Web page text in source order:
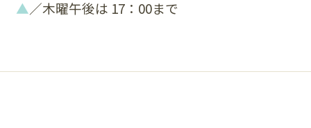
▲／木曜午後は 17：00まで